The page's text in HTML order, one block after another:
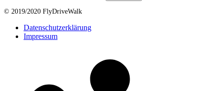
© 2019/2020 FlyDriveWalk
Datenschutzerklärung
Impressum